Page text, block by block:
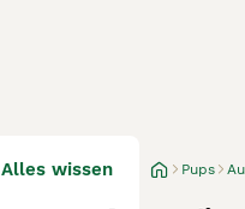
Alles wissen Pups